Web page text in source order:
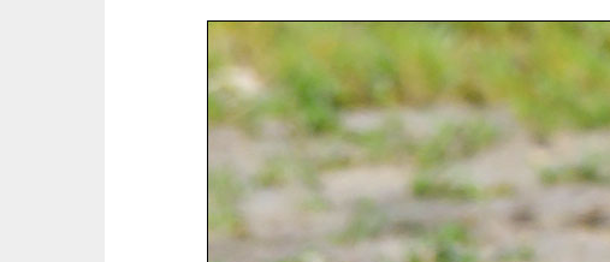
جانوران مهره‌دار - دوزیستان
جانوران مهره‌دار - ماهیان
جانوران مهره‌دار - فهرست‌ها